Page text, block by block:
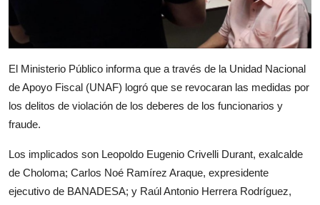
El Ministerio Público informa que a través de la Unidad Nacional
de Apoyo Fiscal (UNAF) logró que se revocaran las medidas por
los delitos de violación de los deberes de los funcionarios y
fraude.
Los implicados son Leopoldo Eugenio Crivelli Durant, exalcalde
de Choloma; Carlos Noé Ramírez Araque, expresidente
ejecutivo de BANADESA; y Raúl Antonio Herrera Rodríguez,